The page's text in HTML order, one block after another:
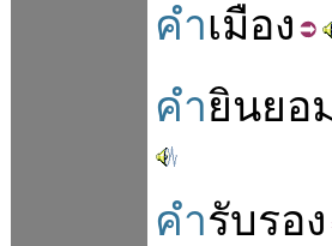
คำเมือง
คำยินยอ
คำรับรอง